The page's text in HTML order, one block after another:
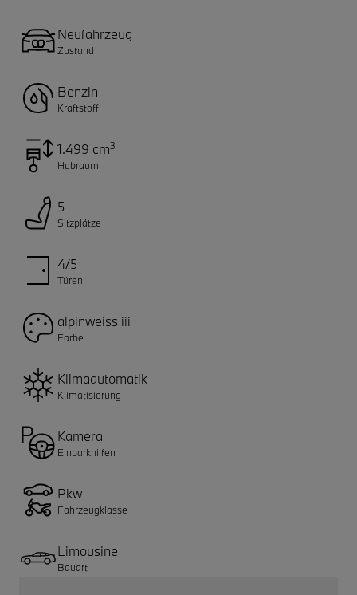
Neufahrzeug
Zustand
Benzin
Kraftstoff
1.499 cm3
Hubraum
5
Sitzplätze
4/5
Türen
alpinweiss iii
Farbe
Klimaautomatik
Klimatisierung
Kamera
Einparkhilfen
Pkw
Fahrzeugklasse
Limousine
Bauart